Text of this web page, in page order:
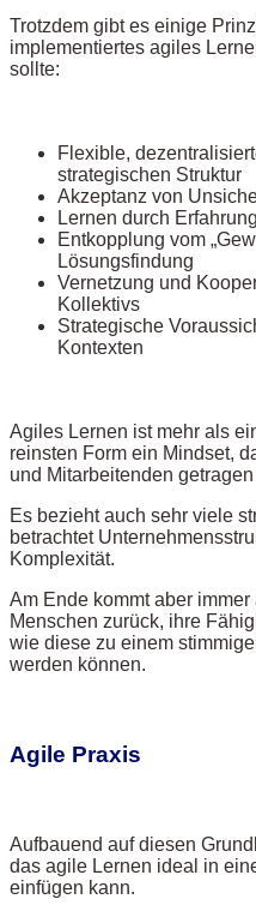
Trotzdem gibt es einige
implementiertes agiles
sollte:
Flexible,
strategischen Struktur
Akzeptanz von
Lernen durch
Entkopplung vom
Lösungsfindung
Vernetzung und
Kollektivs
Strategische
Kontexten
Agiles Lernen ist mehr als
reinsten Form ein Mindset,
und Mitarbeitenden
Es bezieht auch sehr viele
betrachtet
Komplexität.
Am Ende kommt aber
Menschen zurück, ihre
wie diese zu einem
werden können.
Agile Praxis
Aufbauend auf diesen
das agile Lernen ideal in
einfügen kann.